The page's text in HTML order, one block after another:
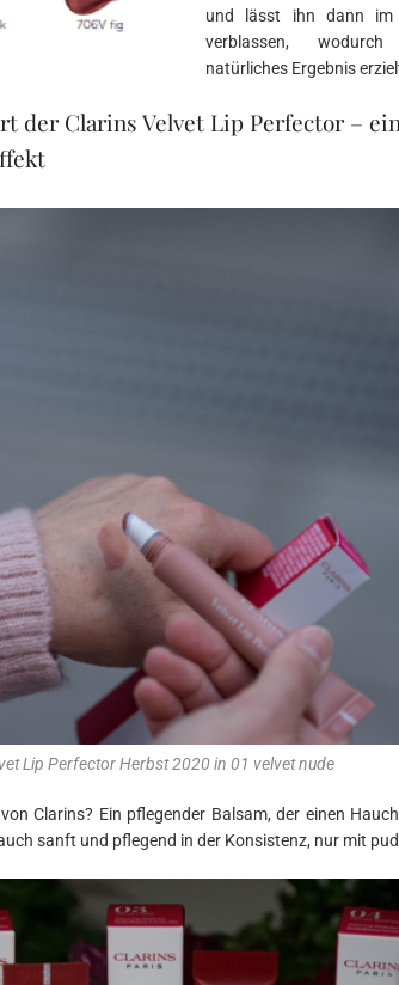
und lässt ihn dann im
verblassen,
natürliches Ergebnis
der Clarins Velvet Lip Perfector –
Lip Perfector Herbst 2020 in 01 velvet nude
Clarins? Ein pflegender Balsam, der einen
sanft und pflegend in der Konsistenz, nur mit